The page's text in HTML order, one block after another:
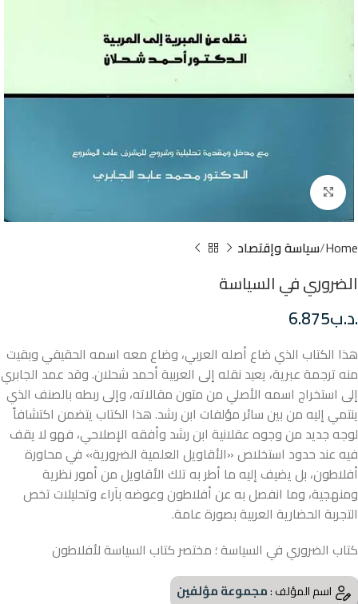
Click to enlarge
Home سياسة وإقتصاد
الضروري في السياسة
.د.ب6.875
هذا الكتاب الذي ضاع أصله العربي، وضاع معه اسمه الحقيقي وبقيت
منه ترجمة عبرية، يعيد نقله إلى العربية أحمد شحلان. وقد عمد الجابري
إلى استخراج اسمه الأصلي من متون مقالاته، وإلى ربطه بالصنف الذي
ينتمي إليه من بين سائر مؤلفات ابن رشد. هذا الكتاب يتضمن اكتشافاً
لوجه جديد من وجوه عقلانية ابن رشد وأفقه الإصلاحي، فهو لا يقف
فيه عند حدود استخلاص «الأقاويل العلمية الضرورية» في محاورة
أفلاطون، بل يضيف إليه ما أطر به تلك الأقاويل من أمور نظرية
ومنهجية، وما انفصل به عن أفلاطون وعوضه بآراء وتحليلات تخص
التجربة الحضارية العربية بصورة عامة.
كتاب الضروري في السياسة ؛ مختصر كتاب السياسة لأفلاطون
اسم المؤلف :مجموعة مؤلفين